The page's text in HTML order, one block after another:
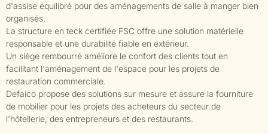
d'assise équilibré pour des aménagements de salle à manger bien
organisés.
La structure en teck certifiée FSC offre une solution matérielle
responsable et une durabilité fiable en extérieur.
Un siège rembourré améliore le confort des clients tout en
facilitant l'aménagement de l'espace pour les projets de
restauration commerciale.
Defaico propose des solutions sur mesure et assure la fourniture
de mobilier pour les projets des acheteurs du secteur de
l'hôtellerie, des entrepreneurs et des restaurants.